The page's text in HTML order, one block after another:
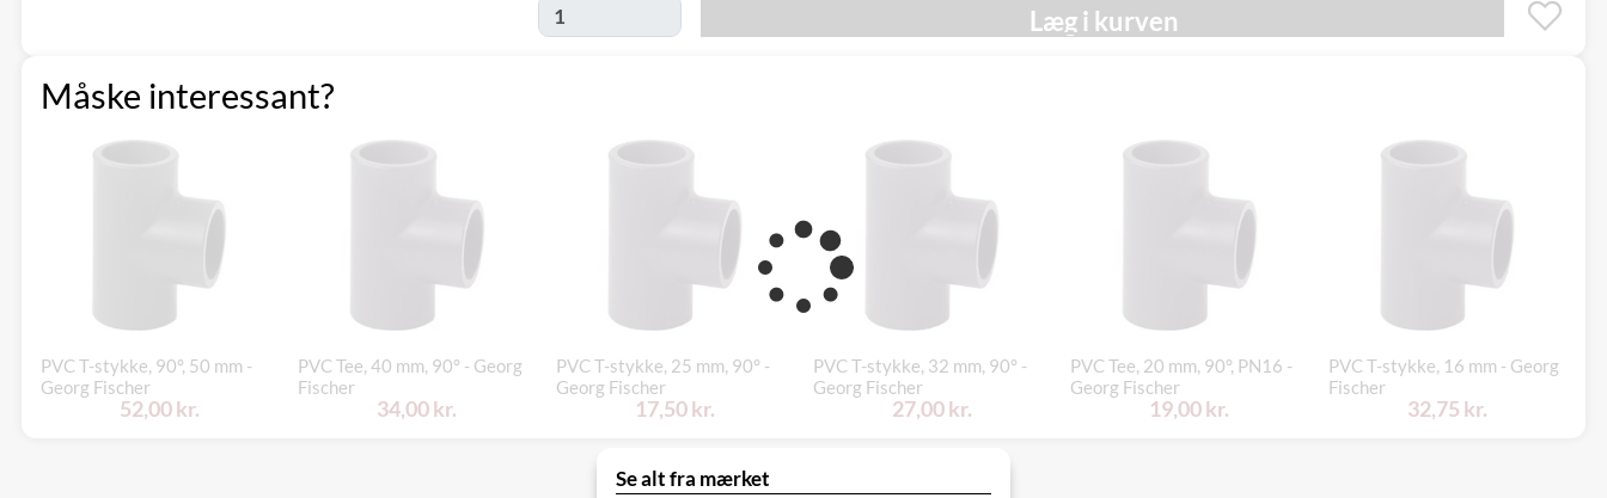
GLS Erhverv 49,00 kr.
-
Læg i kurven
Måske interessant?
PVC T-stykke, 90°, 50 mm -
Georg Fischer
52,00 kr.
PVC Tee, 40 mm, 90° - Georg
Fischer
34,00 kr.
PVC T-stykke, 25 mm, 90° -
Georg Fischer
17,50 kr.
PVC T-stykke, 32 mm, 90° -
Georg Fischer
27,00 kr.
PVC Tee, 20 mm, 90°, PN16 -
Georg Fischer
19,00 kr.
PVC T-stykke, 16 mm - Georg
Fischer
32,75 kr.
Se alt fra mærket